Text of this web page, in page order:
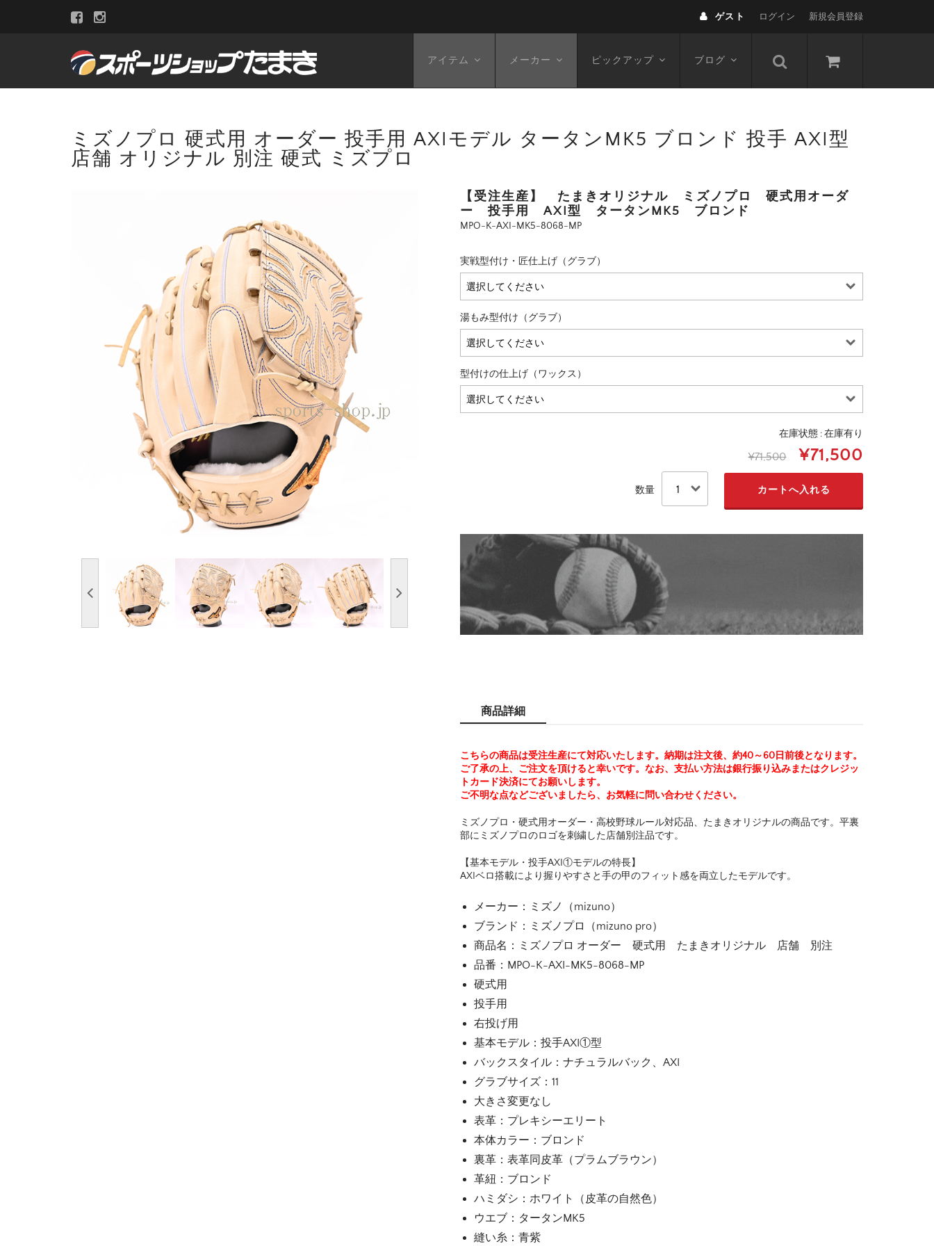
ゲスト ログイン 新規会員登録
アイテム メーカー ピックアップ ブログ
ミズノプロ 硬式用 オーダー 投手用 AXIモデル タータンMK5 ブロンド 投手 AXI型
店舗 オリジナル 別注 硬式 ミズプロ
【受注生産】 たまきオリジナル ミズノプロ 硬式用オーダ
ー 投手用 AXI型 タータンMK5 ブロンド
MPO-K-AXI-MK5-8068-MP
実戦型付け・匠仕上げ（グラブ）
湯もみ型付け（グラブ）
型付けの仕上げ（ワックス）
在庫状態 : 在庫有り
¥71,500 ¥71,500
数量
商品詳細
こちらの商品は受注生産にて対応いたします。 納期は注文後、約40～60日前後となります。
ご了承の上、ご注文を頂けると幸いです。なお、支払い方法は銀行振り込みまたはクレジッ
トカード決済にてお願いします。
ご不明な点などございましたら、お気軽に問い合わせください。
ミズノプロ・硬式用オーダー・高校野球ルール対応品、たまきオリジナルの商品です。平裏
部にミズノプロのロゴを刺繍した店舗別注品です。
【基本モデル・投手AXI①モデルの特長】
AXIベロ搭載により握りやすさと手の甲のフィット感を両立したモデルです。
メーカー：ミズノ（mizuno）
ブランド：ミズノプロ（mizuno pro）
商品名：ミズノプロ オーダー 硬式用 たまきオリジナル 店舗 別注
品番：MPO-K-AXI-MK5-8068-MP
硬式用
投手用
右投げ用
基本モデル：投手AXI①型
バックスタイル：ナチュラルバック、AXI
グラブサイズ：11
大きさ変更なし
表革：プレキシーエリート
本体カラー：ブロンド
裏革：表革同皮革（プラムブラウン）
革紐：ブロンド
ハミダシ：ホワイト（皮革の自然色）
ウエブ：タータンMK5
縫い糸：青紫